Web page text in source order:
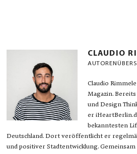
CLAUDIO
Claudio
Magazin.
und Design
er
bekanntesten
Deutschland. Dort veröffentlicht er
und positiver Stadtentwicklung.